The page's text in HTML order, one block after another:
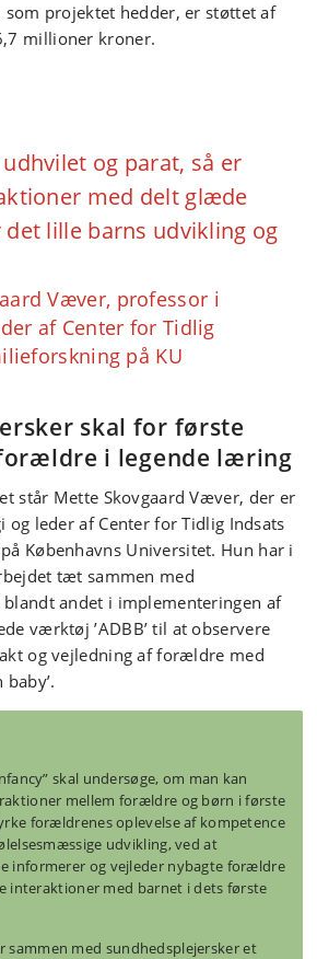
som projektet hedder, er støttet af
millioner kroner.
og parat, så er
med delt glæde
lille barns udvikling og
Væver, professor i
af Center for Tidlig
på KU
skal for første
i legende læring
står Mette Skovgaard Væver, der er
og leder af Center for Tidlig Indsats
Københavns Universitet. Hun har i
tæt sammen med
andet i implementeringen af
værktøj ’ADBB’ til at observere
og vejledning af forældre med
skal undersøge, om man kan
mellem forældre og børn i første
forældrenes oplevelse af kompetence
udvikling, ved at
informerer og vejleder nybagte forældre
interaktioner med barnet i dets første
sammen med sundhedsplejersker et